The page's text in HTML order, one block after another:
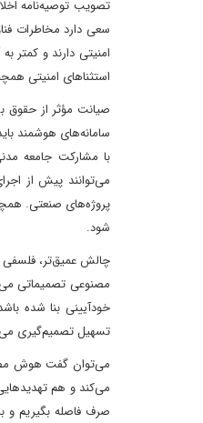
سعی دارد مخاطرات
امنیتی دارند و کمتر
استثناهای امنیتی
صیانت مؤثر از حقوق
سامانه‌های هوشمند
می‌توانند پیش از
پروژه‌های صنعتی.
شود.
چالش عمیق‌تر، فلسفی
مصنوعی تصمیماتی
خودآیینی بنا شده
تسهیل تصمیم‌گیری
می‌توان گفت هوش
می‌کند و هم
صرف فاصله بگیریم و